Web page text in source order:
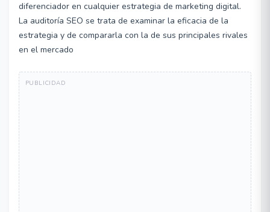
diferenciador en cualquier estrategia de marketing digital.
La auditoría SEO se trata de examinar la eficacia de la
estrategia y de compararla con la de sus principales rivales
en el mercado